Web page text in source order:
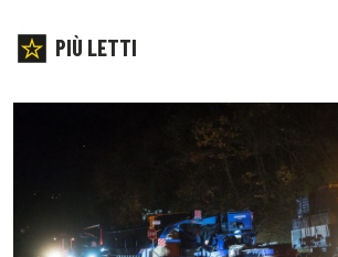
PIÙ LETTI